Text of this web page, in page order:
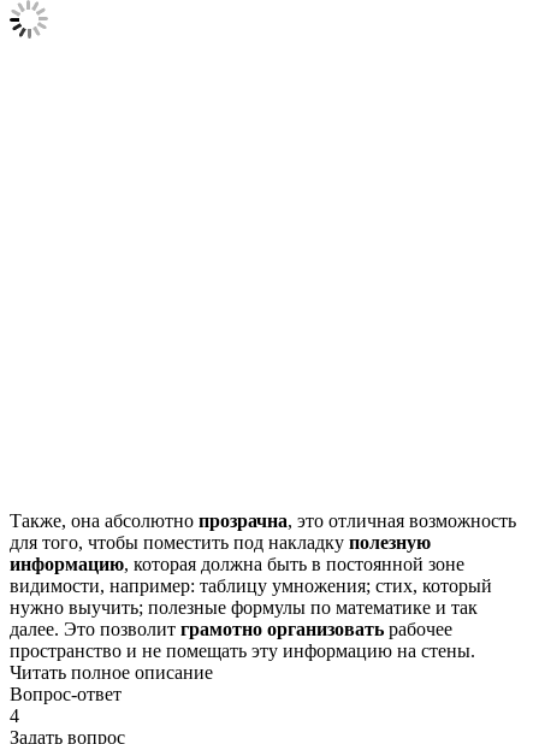
Также, она абсолютно прозрачна, это отличная возможность
для того, чтобы поместить под накладку полезную
информацию, которая должна быть в постоянной зоне
видимости, например: таблицу умножения; стих, который
нужно выучить; полезные формулы по математике и так
далее. Это позволит грамотно организовать рабочее
пространство и не помещать эту информацию на стены.
Читать полное описание
Вопрос-ответ
4
Задать вопрос